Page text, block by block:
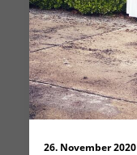
26. November 2020